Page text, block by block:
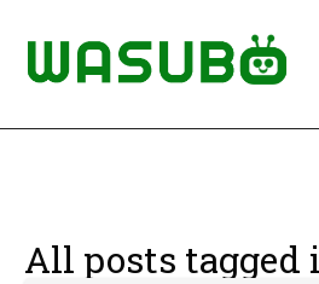
All posts tagged